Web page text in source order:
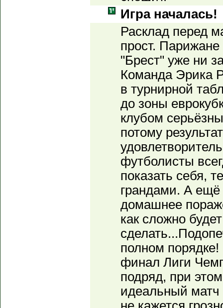
Игра началась!
Расклад перед
прост. Парижане
"Брест" уже ни
Команда Эрика
в турнирной
до зоны
клубом
потому
футболисты
показать себя,
грандами. А ещё
домашнее
как сложно
полном
финал Лиги
подряд, при
идеальный